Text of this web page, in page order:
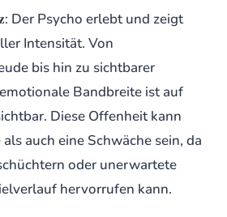
Der Psycho erlebt und zeigt
Intensität. Von
bis hin zu sichtbarer
Bandbreite ist auf
Diese Offenheit kann
auch eine Schwäche sein, da
oder unerwartete
hervorrufen kann.